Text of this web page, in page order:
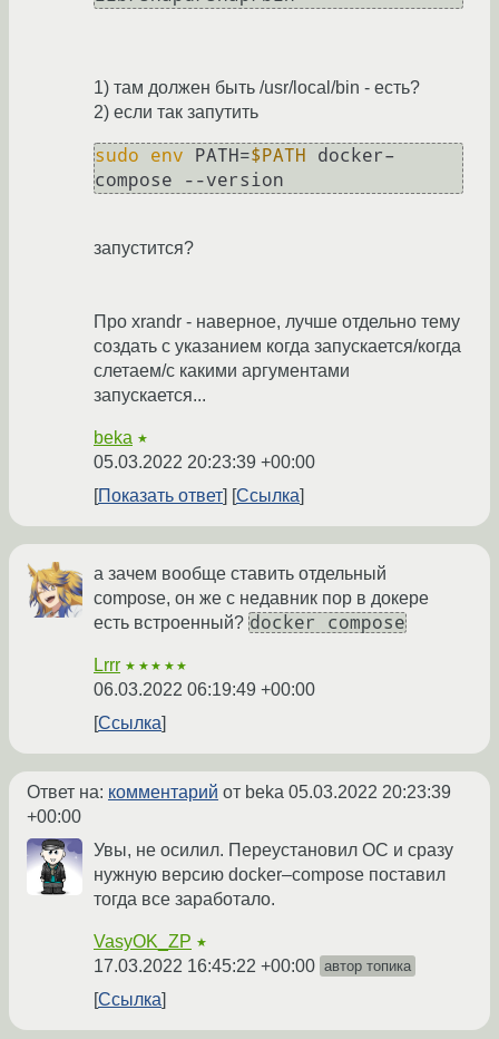
1) там должен быть /usr/local/bin - есть?
2) если так запутить
sudo env PATH=$PATH
docker–
запустится?
Про xrandr - наверное, лучше отдельно тему
создать с указанием когда запускается/когда
слетаем/с какими аргументами
запускается...
beka ★
05.03.2022 20:23:39 +00:00
Показать ответ
Ссылка
а зачем вообще ставить отдельный
compose, он же с недавник пор в докере
есть встроенный? docker compose
Lrrr ★★★★★
06.03.2022 06:19:49 +00:00
Ссылка
Ответ на: комментарий от beka 05.03.2022 20:23:39
+00:00
Увы, не осилил. Переустановил ОС и сразу
нужную версию docker–compose поставил
тогда все заработало.
VasyOK_ZP ★
17.03.2022 16:45:22 +00:00 автор топика
Ссылка